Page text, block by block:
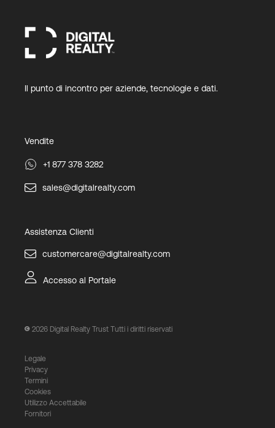
Il punto di incontro per aziende, tecnologie e dati.
Vendite
+1 877 378 3282
sales@digitalrealty.com
Assistenza Clienti
customercare@digitalrealty.com
Accesso al Portale
2026 Digital Realty Trust Tutti i diritti riservati
Legale
Privacy
Termini
Cookies
Utilizzo Accettabile
Fornitori